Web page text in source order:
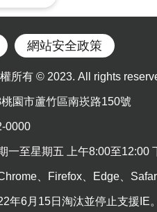
網站安全政策
所有 © 2023. All rights
桃園市蘆竹區南崁路150號
0000
一至星期五 上午8:00至12:00
、Firefox、Edge、
年6月15日淘汰並停止支援IE。